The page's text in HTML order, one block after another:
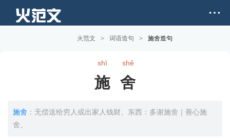
火范文 > 词语造句 > 施舍造句
shī shě
施舍
施舍 ：无偿送给穷人或出家人钱财、东西：多谢施舍｜善心施
舍。